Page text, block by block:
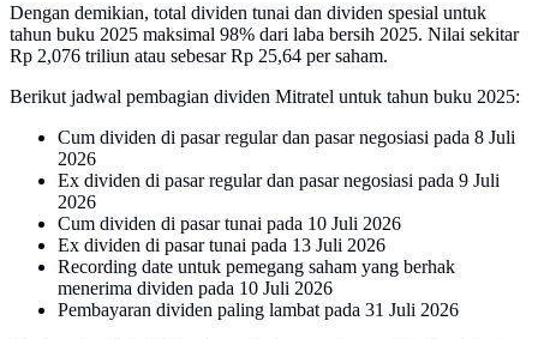
Dengan demikian, total dividen tunai dan dividen spesial untuk
tahun buku 2025 maksimal 98% dari laba bersih 2025. Nilai sekitar
Rp 2,076 triliun atau sebesar Rp 25,64 per saham.
Berikut jadwal pembagian dividen Mitratel untuk tahun buku 2025:
Cum dividen di pasar regular dan pasar negosiasi pada 8 Juli
2026
Ex dividen di pasar regular dan pasar negosiasi pada 9 Juli
2026
Cum dividen di pasar tunai pada 10 Juli 2026
Ex dividen di pasar tunai pada 13 Juli 2026
Recording date untuk pemegang saham yang berhak
menerima dividen pada 10 Juli 2026
Pembayaran dividen paling lambat pada 31 Juli 2026